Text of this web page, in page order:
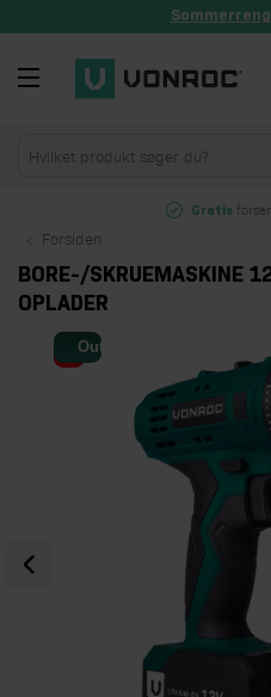
Gratis
Forsiden
BORE-/SKRUEMASKINE
OPLADER
- 22%
Outlet